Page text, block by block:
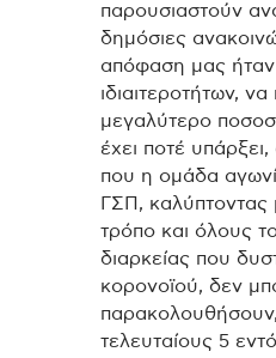
παρουσιαστούν
δημόσιες
απόφαση μας
ιδιαιτεροτήτων,
μεγαλύτερο
έχει ποτέ
που η ομάδα
ΓΣΠ, καλύπτοντας
τρόπο και όλους
διαρκείας που
κορονοϊού, δεν
τελευταίους 5